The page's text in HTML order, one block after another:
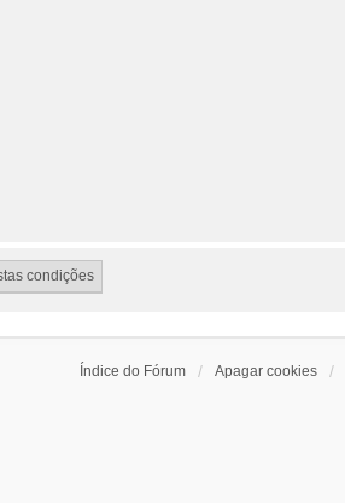
Índice do Fórum Apagar cookies